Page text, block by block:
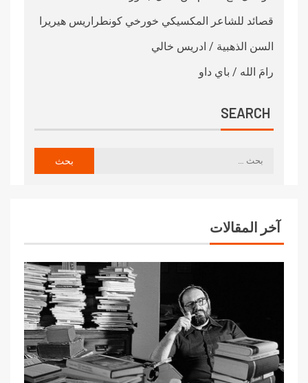
قصائد للشاعر المكسيكي خورخي كونطراريس هيريرا
السن الذهبية / ادريس خالي
رامَ الله / باي داو
SEARCH
آخر المقالات